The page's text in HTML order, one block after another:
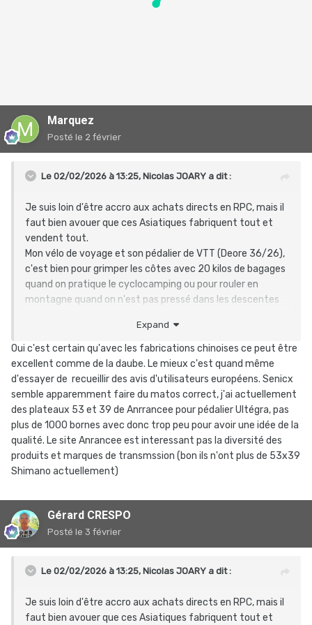
Marquez
Posté le 2 février
Le 02/02/2026 à 13:25, Nicolas JOARY a dit :
Je suis loin d'être accro aux achats directs en RPC, mais il
faut bien avouer que ces Asiatiques fabriquent tout et
vendent tout.
Mon vélo de voyage et son pédalier de VTT (Deore 36/26),
c'est bien pour grimper les côtes avec 20 kilos de bagages
quand on pratique le cyclocamping ou pour rouler en
montagne quand on n'est pas pressé dans les descentes
sortie en groupe, je suis bien à la peine dès que ça ne
grimpe pas.
J'ai donc installé un pédalier Senicx PR3, axe 24mm
HollowTech2, en version 46/30, ça convient mieux à ma
pratique actuelle.
Expand
Oui c'est certain qu'avec les fabrications chinoises ce peut être
excellent comme de la daube. Le mieux c'est quand même
d'essayer de recueillir des avis d'utilisateurs européens. Senicx
semble apparemment faire du matos correct, j'ai actuellement
des plateaux 53 et 39 de Anrrancee pour pédalier Ultégra, pas
plus de 1000 bornes avec donc trop peu pour avoir une idée de la
qualité. Le site Anrancee est interessant pas la diversité des
produits et marques de transmssion (bon ils n'ont plus de 53x39
Shimano actuellement)
Gérard CRESPO
Posté le 3 février
Le 02/02/2026 à 13:25, Nicolas JOARY a dit :
Je suis loin d'être accro aux achats directs en RPC, mais il
faut bien avouer que ces Asiatiques fabriquent tout et